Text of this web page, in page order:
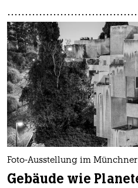
Foto-Ausstellung im
Gebäude wie